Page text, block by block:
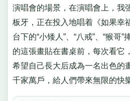
演唱會的場景，在演唱會上，我
板牙，正在投入地唱着《如果幸
台下的“小矮人”、“八戒”、“猴哥
的這張畫貼在書桌前，每次看它
希望自己長大后成為一名出色的
千家萬戶，給人們帶來無限的快